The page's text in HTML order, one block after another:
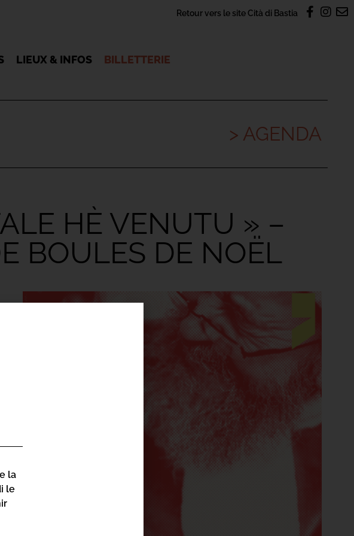
Retour vers le site Cità di Bastia
LIEUX & INFOS BILLETTERIE
> AGENDA
HÈ VENUTU » –
BOULES DE NOËL
la
le